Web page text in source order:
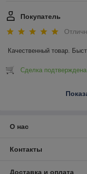
Покупатель
Качественный товар.
Сделка подтверждена
О нас
Контакты
Доставка и оплата